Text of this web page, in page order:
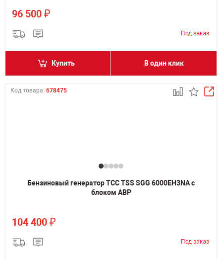
96 500 ₽
Купить В один клик
Код товара: 678475
Бензиновый генератор ТСС TSS SGG 6000EH3NA с
блоком АВР
104 400 ₽